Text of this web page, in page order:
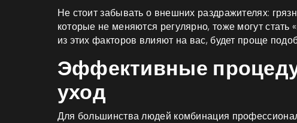
Не стоит забывать о внешних раздражителях:
которые не меняются регулярно, тоже могут
из этих факторов влияют на вас, будет проще
Эффективные
уход
Для большинства людей комбинация